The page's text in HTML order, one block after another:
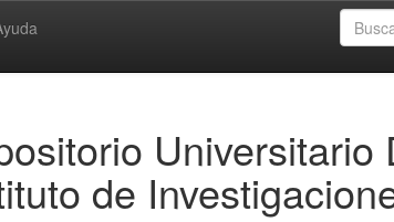
Universitario
de